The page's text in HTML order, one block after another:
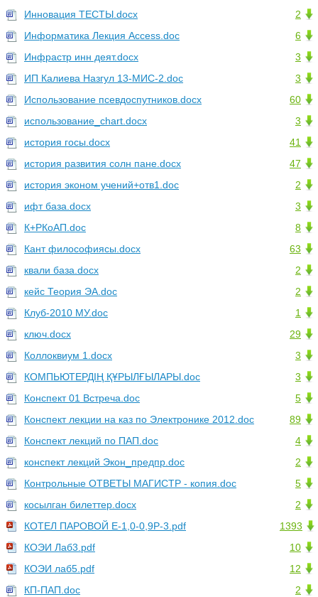
2
Инновация ТЕСТЫ.docx
6
Информатика Лекция Access.doc
3
Инфрастр инн деят.docx
3
ИП Калиева Назгул 13-МИС-2.doc
60
Использование псевдоспутников.docx
3
использование_chart.docx
41
история госы.docx
47
история развития солн пане.docx
2
история эконом учений+отв1.doc
3
ифт база.docx
8
К+РКоАП.doc
63
Кант философиясы.docx
2
квали база.docx
2
кейс Теория ЭА.doc
1
Клуб-2010 МУ.doc
29
ключ.docx
3
Коллоквиум 1.docx
3
КОМПЬЮТЕРДІҢ ҚҰРЫЛҒЫЛАРЫ.doc
5
Конспект 01 Встреча.doc
89
Конспект лекции на каз по Электронике 2012.doc
4
Конспект лекций по ПАП.doc
2
конспект лекций Экон_предпр.doc
5
Контрольные ОТВЕТЫ МАГИСТР - копия.doc
2
косылган билеттер.docx
1393
КОТЕЛ ПАРОВОЙ Е-1,0-0,9Р-3.pdf
10
КОЭИ Лаб3.pdf
12
КОЭИ лаб5.pdf
2
КП-ПАП.doc